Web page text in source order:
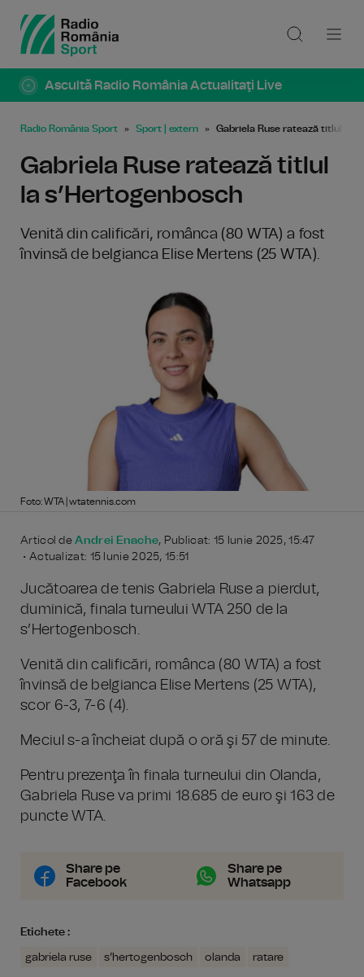
Ascultă Radio România Actualitaţi Live
Radio România Sport Sport | extern Gabriela Ruse ratează titlul la
Gabriela Ruse ratează titlul
la s’Hertogenbosch
Venită din calificări, românca (80 WTA) a fost
învinsă de belgianca Elise Mertens (25 WTA).
Foto: WTA | wtatennis.com
Articol deAndrei Enache, Publicat: 15 Iunie 2025, 15:47
• Actualizat: 15 Iunie 2025, 15:51
Jucătoarea de tenis Gabriela Ruse a pierdut,
duminică, finala turneului WTA 250 de la
s’Hertogenbosch.
Venită din calificări, românca (80 WTA) a fost
învinsă de belgianca Elise Mertens (25 WTA),
scor 6-3, 7-6 (4).
Meciul s-a încheiat după o oră şi 57 de minute.
Pentru prezenţa în finala turneului din Olanda,
Gabriela Ruse va primi 18.685 de euro şi 163 de
puncte WTA.
Share pe
Facebook
Share pe
Whatsapp
Etichete :
gabriela ruse s’hertogenbosch olanda ratare